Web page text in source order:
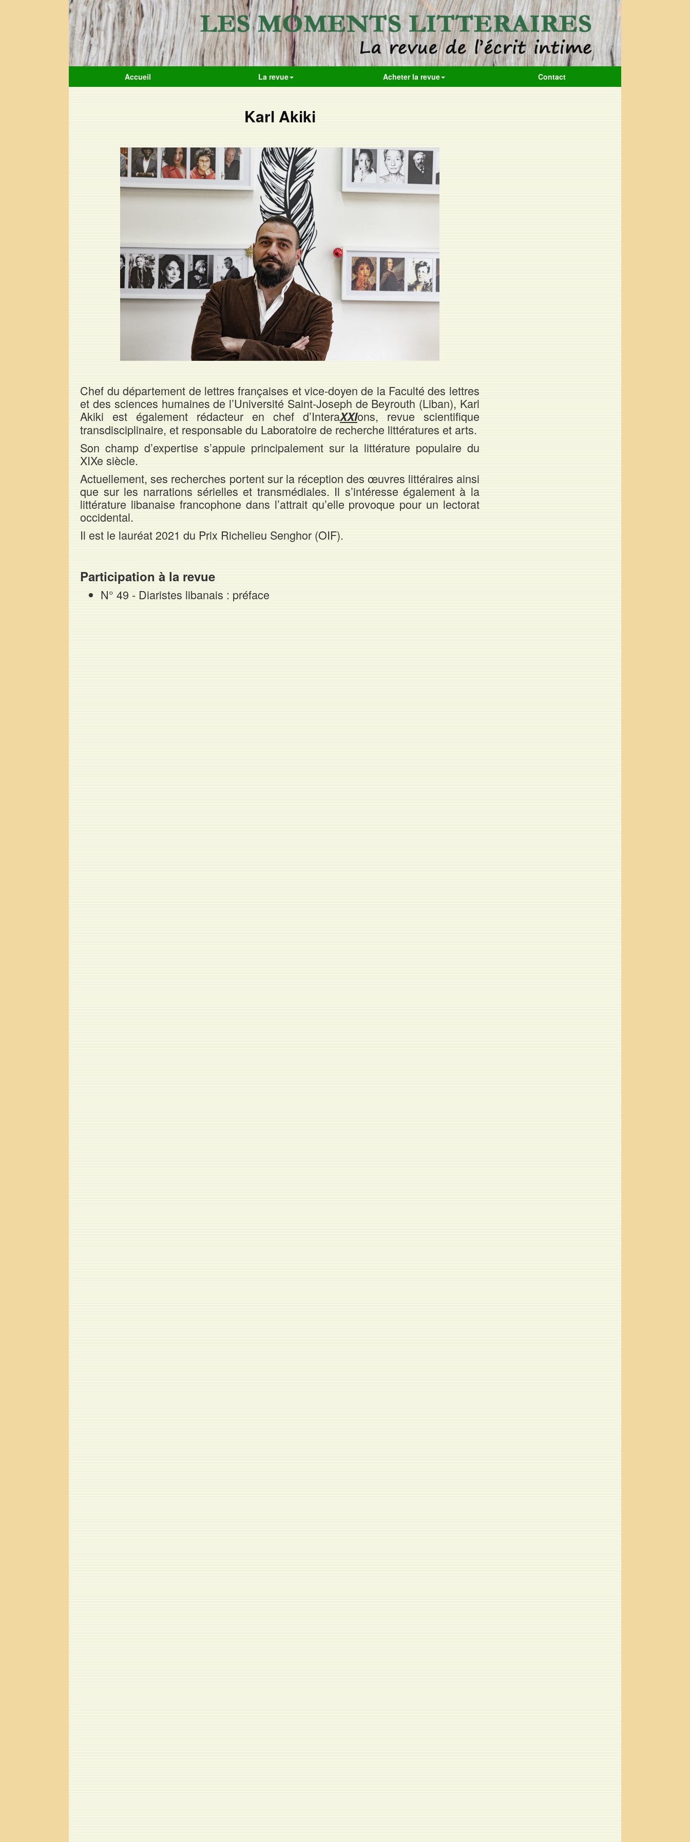
Accueil La revue Acheter la revue Contact
Karl Akiki
Chef du département de lettres françaises et vice-doyen de la Faculté des lettres
et des sciences humaines de l’Université Saint-Joseph de Beyrouth (Liban), Karl
Akiki est également rédacteur en chef d’InteraXXIons, revue scientifique
transdisciplinaire, et responsable du Laboratoire de recherche littératures et arts.
Son champ d’expertise s’appuie principalement sur la littérature populaire du
XIXe siècle.
Actuellement, ses recherches portent sur la réception des œuvres littéraires ainsi
que sur les narrations sérielles et transmédiales. Il s’intéresse également à la
littérature libanaise francophone dans l’attrait qu’elle provoque pour un lectorat
occidental.
Il est le lauréat 2021 du Prix Richelieu Senghor (OIF).
Participation à la revue
N° 49 - Diaristes libanais : préface